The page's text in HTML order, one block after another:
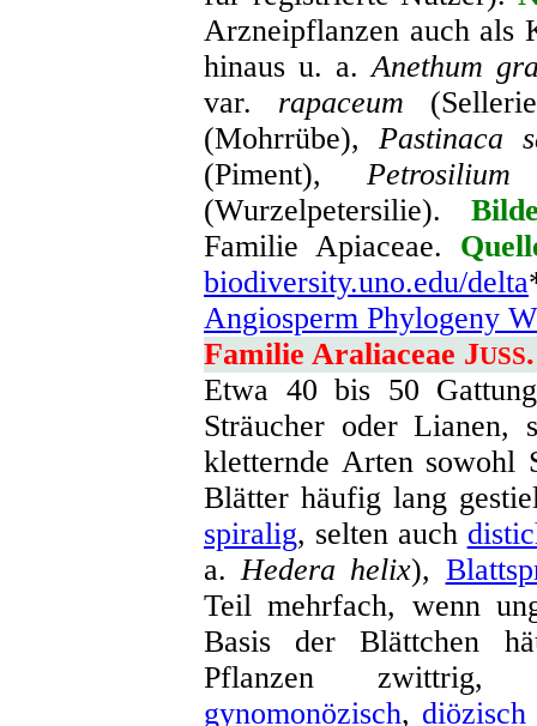
Arzneipflanzen auch als
hinaus u. a.Anethum
var. rapaceum
(Mohrrübe), Pastinaca
(Piment),
(Wurzelpetersilie).
Familie Apiaceae.
biodiversity.uno.edu/delta
Angiosperm Phylogeny
Familie Araliaceae JUSS
Etwa 40 bis 50
Sträucher oder Lianen,
kletternde Arten sowohl
Blätter häufig lang
spiralig, selten auch
a.Hedera helix),
Teil mehrfach, wenn
Basis der Blättchen
Pflanzen
gynomonözisch, diözisch